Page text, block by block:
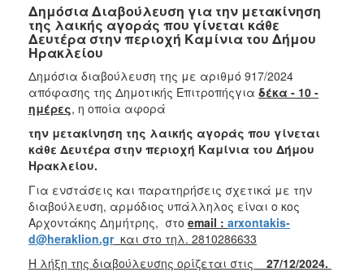
Δημόσια Διαβούλευση για την μετακίνηση
της λαικής αγοράς που γίνεται κάθε
Δευτέρα στην περιοχή Καμίνια του Δήμου
Ηρακλείου
Δημόσια διαβούλευση της με αριθμό 917/2024
απόφασης της Δημοτικής Επιτροπήςγια δέκα - 10 -
ημέρες, η οποία αφορά
την μετακίνηση της λαικής αγοράς που γίνεται
κάθε Δευτέρα στην περιοχή Καμίνια του Δήμου
Ηρακλείου.
Για ενστάσεις και παρατηρήσεις σχετικά με την
διαβούλευση, αρμόδιος υπάλληλος είναι ο κος
Αρχοντάκης Δημήτρης, στο email : arxontakis-
d@heraklion.gr και στο τηλ. 2810286633
Η λήξη της διαβούλευσης ορίζεται στις 27/12/2024.